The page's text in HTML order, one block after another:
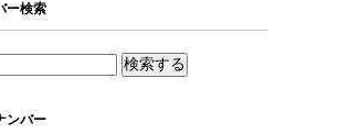
ー検索
ンバー